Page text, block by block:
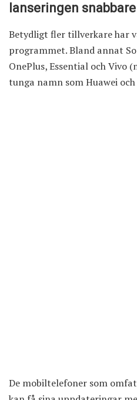
lanseringen snabbare
Betydligt fler tillverkare har
programmet. Bland annat
OnePlus, Essential och Vivo
tunga namn som Huawei och
De mobiltelefoner som